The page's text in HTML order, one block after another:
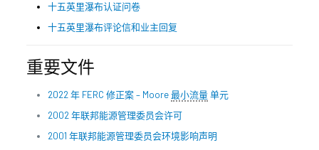
十五英里瀑布认证问卷
十五英里瀑布评论信和业主回复
重要文件
2022 年 FERC 修正案 – Moore最小流量单元
2002 年联邦能源管理委员会许可
2001 年联邦能源管理委员会环境影响声明